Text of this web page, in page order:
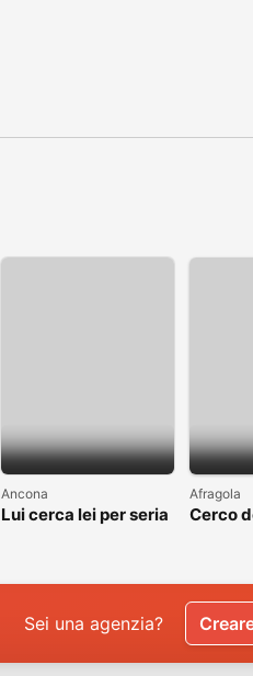
Ancona
Lui cerca lei per seria
Afragola
Cerco
Sei una agenzia?